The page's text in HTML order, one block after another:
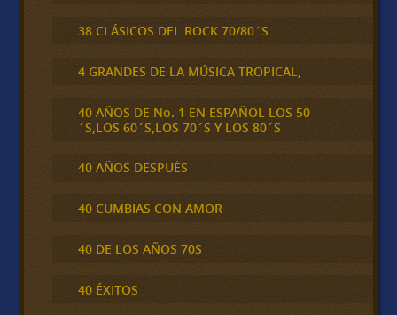
38 CLÁSICOS DEL ROCK 70/80´S
4 GRANDES DE LA MÚSICA TROPICAL,
40 AÑOS DE No. 1 EN ESPAÑOL LOS 50
´S,LOS 60´S,LOS 70´S Y LOS 80´S
40 AÑOS DESPUÉS
40 CUMBIAS CON AMOR
40 DE LOS AÑOS 70S
40 ÉXITOS